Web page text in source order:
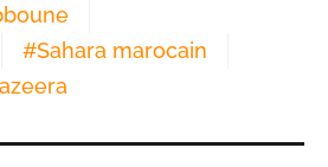
#Sahara marocain